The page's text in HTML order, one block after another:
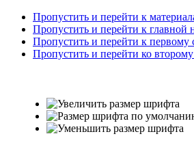
Пропустить и перейти к
Пропустить и перейти к главной
Пропустить и перейти к первому
Пропустить и перейти ко